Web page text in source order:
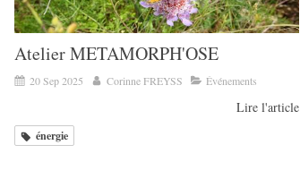
Atelier METAMORPH'OSE
20 Sep 2025 Corinne FREYSS Événements
Lire l'article
énergie